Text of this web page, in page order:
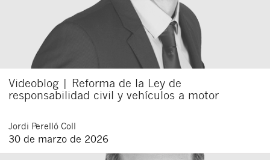
Videoblog | Reforma de la Ley de
responsabilidad civil y vehículos a motor
Jordi Perelló Coll
30 de marzo de 2026